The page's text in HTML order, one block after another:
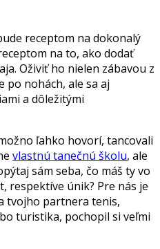
receptom na dokonalý
na to, ako dodať
Oživiť ho nielen zábavou z
nohách, ale sa aj
a dôležitými
ľahko hovorí, tancovali
vlastnú tanečnú školu, ale
sám seba, čo máš ty vo
respektíve únik? Pre nás je
tvojho partnera tenis,
turistika, pochopil si veľmi